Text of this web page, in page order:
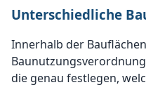
Unterschiedliche
Innerhalb der
die genau festlegen,